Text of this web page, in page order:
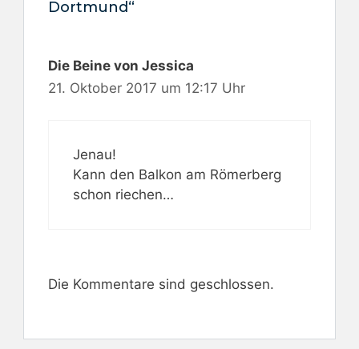
Dortmund“
Die Beine von Jessica
21. Oktober 2017 um 12:17 Uhr
Jenau!
Kann den Balkon am Römerberg
schon riechen…
Die Kommentare sind geschlossen.